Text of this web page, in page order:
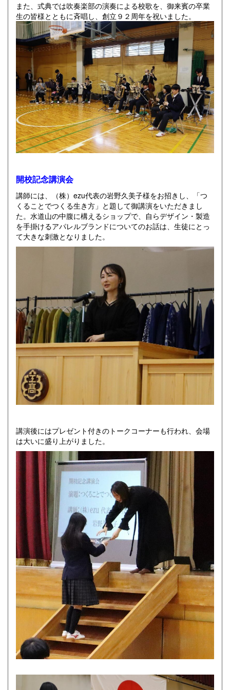
また、式典では吹奏楽部の演奏による校歌を、御来賓の卒業
生の皆様とともに斉唱し、創立９２周年を祝いました。
開校記念講演会
講師には、（株）ezu代表の岩野久美子様をお招きし、「つ
くることでつくる生き方」と題して御講演をいただきまし
た。水道山の中腹に構えるショップで、自らデザイン・製造
を手掛けるアパレルブランドについてのお話は、生徒にとっ
て大きな刺激となりました。
講演後にはプレゼント付きのトークコーナーも行われ、会場
は大いに盛り上がりました。